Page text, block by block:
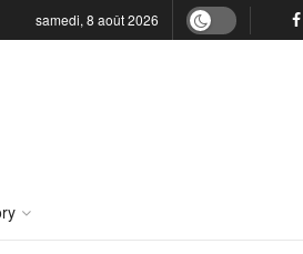
samedi, 8 août 2026